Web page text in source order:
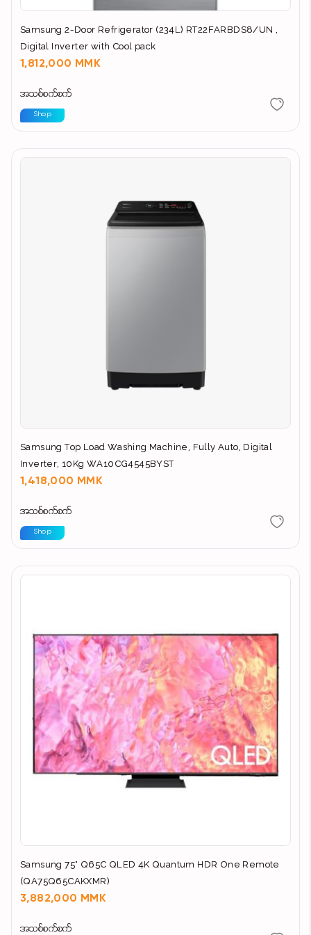
Samsung 2-Door Refrigerator (234L) RT22FARBDS8/UN ,
Digital Inverter with Cool pack
1,812,000 MMK
အသစ်စက်စက်
Shop
Samsung Top Load Washing Machine, Fully Auto, Digital
Inverter, 10Kg WA10CG4545BYST
1,418,000 MMK
အသစ်စက်စက်
Shop
Samsung 75" Q65C QLED 4K Quantum HDR One Remote
(QA75Q65CAKXMR)
3,882,000 MMK
အသစ်စက်စက်